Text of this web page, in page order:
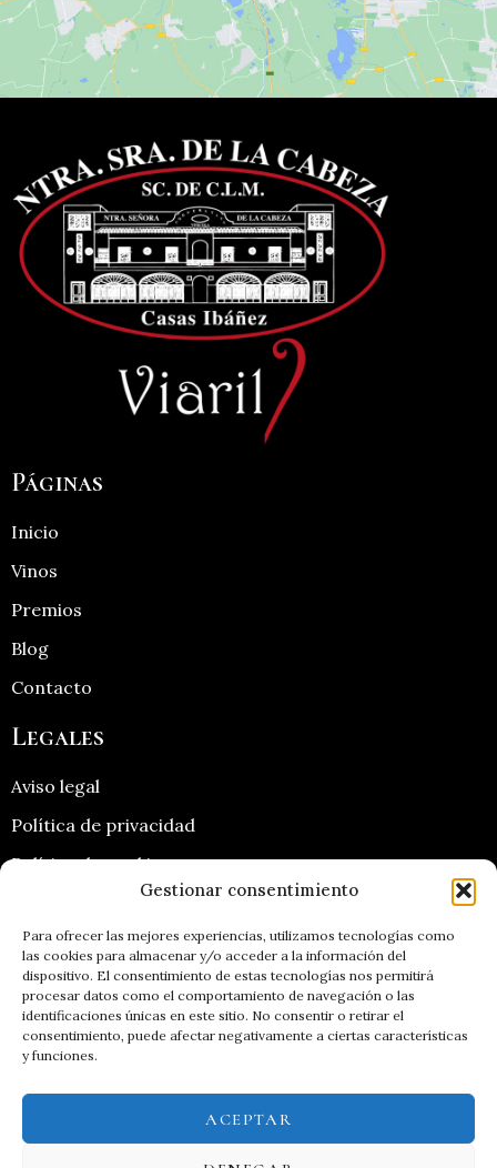
Gestionar consentimiento
Para ofrecer las mejores experiencias, utilizamos tecnologías como
las cookies para almacenar y/o acceder a la información del
dispositivo. El consentimiento de estas tecnologías nos permitirá
procesar datos como el comportamiento de navegación o las
identificaciones únicas en este sitio. No consentir o retirar el
consentimiento, puede afectar negativamente a ciertas características
y funciones.
ACEPTAR
Páginas
Inicio
Vinos
Premios
Blog
Contacto
Legales
Aviso legal
Política de privacidad
Política de cookies
967 460 266
649 558 049
info@coop-cabeza.com